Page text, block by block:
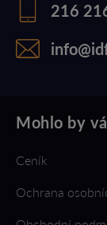
216
Mohlo by
Ceník
Ochrana